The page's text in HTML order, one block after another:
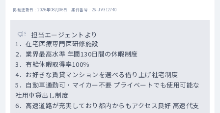
掲載更新日 : 2026年08月06日 案件番号 : 26-JV312740
担当エージェントより
1．在宅医療専門医研修施設
2．業界最高水準 年間130日間の休暇制度
3．有給休暇取得率100％
4．お好きな賃貸マンションを選べる借り上げ社宅制度
5．自動車通勤可・マイカー不要 プライベートでも使用可能な
社用車貸出し制度
6．高速道路が充実しており都内からもアクセス良好 高速代支